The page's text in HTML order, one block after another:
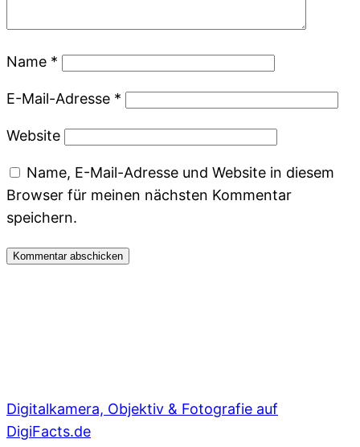
Name *
E-Mail-Adresse *
Website
Name, E-Mail-Adresse und Website in diesem
Browser für meinen nächsten Kommentar
speichern.
Digitalkamera, Objektiv & Fotografie auf
DigiFacts.de